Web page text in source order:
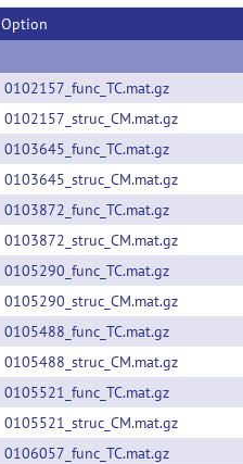
Option
0102157_func_TC.mat.gz
0102157_struc_CM.mat.gz
0103645_func_TC.mat.gz
0103645_struc_CM.mat.gz
0103872_func_TC.mat.gz
0103872_struc_CM.mat.gz
0105290_func_TC.mat.gz
0105290_struc_CM.mat.gz
0105488_func_TC.mat.gz
0105488_struc_CM.mat.gz
0105521_func_TC.mat.gz
0105521_struc_CM.mat.gz
0106057_func_TC.mat.gz